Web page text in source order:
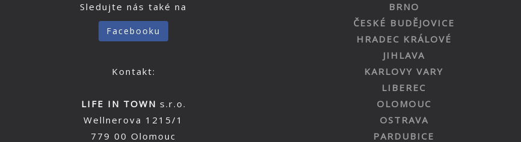
Sledujte nás také na
Facebooku
Kontakt:
LIFE IN TOWN s.r.o.
Wellnerova 1215/1
779 00 Olomouc
BRNO
ČESKÉ BUDĚJOVICE
HRADEC KRÁLOVÉ
JIHLAVA
KARLOVY VARY
LIBEREC
OLOMOUC
OSTRAVA
PARDUBICE